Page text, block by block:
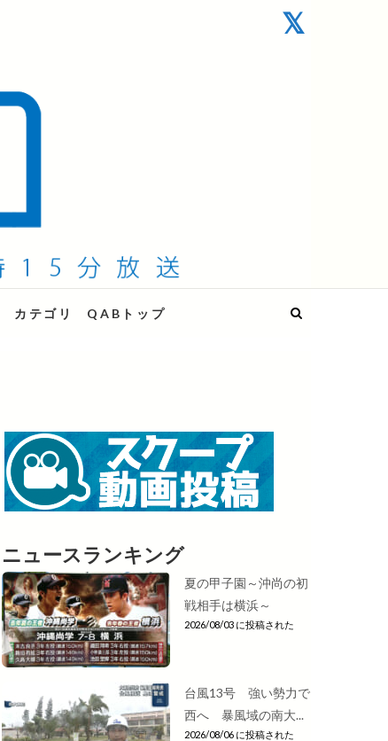
カテゴリ QABトップ
ニュースランキング
夏の甲子園～沖尚の初
戦相手は横浜～
2026/08/03 に投稿された
台風13号 強い勢力で
西へ 暴風域の南大...
2026/08/06 に投稿された